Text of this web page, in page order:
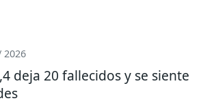
2026
deja 20 fallecidos y se siente